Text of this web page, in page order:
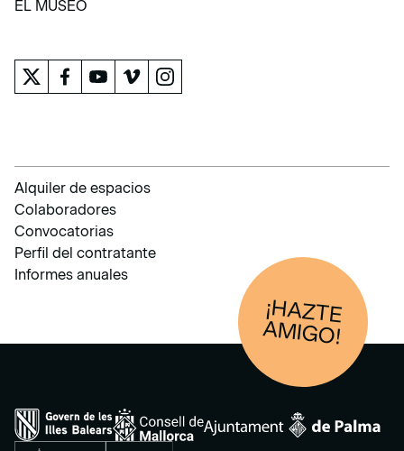
EL MUSEO
Alquiler de espacios
Colaboradores
Convocatorias
Perfil del contratante
Informes anuales
¡HAZTE
AM
IGO!